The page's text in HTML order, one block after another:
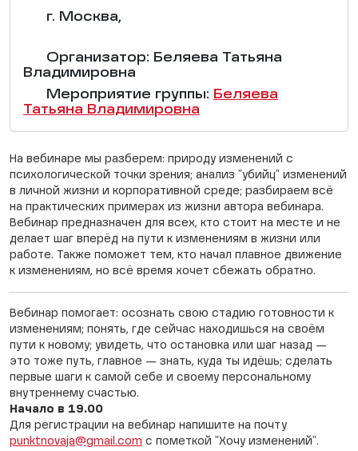
г. Москва,
Организатор: Беляева Татьяна
Владимировна
Мероприятие группы: Беляева
Татьяна Владимировна
На вебинаре мы разберем: природу изменений с
психологической точки зрения; анализ "убийц" изменений
в личной жизни и корпоративной среде; разбираем всё
на практических примерах из жизни автора вебинара.
Вебинар предназначен для всех, кто стоит на месте и не
делает шаг вперёд на пути к изменениям в жизни или
работе. Также поможет тем, кто начал плавное движение
к изменениям, но всё время хочет сбежать обратно.
Вебинар помогает: осознать свою стадию готовности к
изменениям; понять, где сейчас находишься на своём
пути к новому; увидеть, что остановка или шаг назад —
это тоже путь, главное — знать, куда ты идёшь; сделать
первые шаги к самой себе и своему персональному
внутреннему счастью.
Начало в 19.00
Для регистрации на вебинар напишите на почту
punktnovaja@gmail.com с пометкой "Хочу изменений".